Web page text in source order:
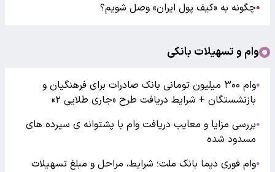
●چگونه به «کیف پول ایران» وصل شویم؟
وام و تسهیلات بانکی
●
وام ۳۰۰ میلیون تومانی بانک صادرات برای فرهنگیان و
بازنشستگان + شرایط دریافت طرح «جاری طلایی ۲»
●بررسی مزایا و معایب دریافت وام با پشتوانه ی سپرده های
مسدود شده
●وام فوری دیما بانک ملت؛ شرایط، مراحل و مبلغ تسهیلات